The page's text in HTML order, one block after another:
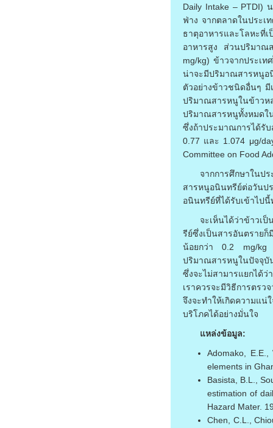
Daily Intake – PTDI)
ฟ่าง จากตลาดในประเ
ธาตุอาหารและโลหะ
อาหารสูง ส่วนปริมาณ
mg/kg) ข้าวจากประเท
น่าจะมีปริมาณสารหนูอ
ตัวอย่างข้าวชนิดอื่นๆ มี
ปริมาณสารหนูในข้าวห
ปริมาณสารหนูทั้งหมดใ
ซึ่งถ้าประมาณการได้รับ
0.77 และ 1.074 μg/
Committee on Food
จากการศึกษาในป
สารหนูอนินทรีย์ต่อวันป
อนินทรีย์ที่ได้รับเข้าไปนี้
จะเห็นได้ว่าข้าวเ
รีย์ซึ่งเป็นสารอันตราย
น้อยกว่า 0.2 mg/kg ซึ่
ปริมาณสารหนูในปัจจุ
ซึ่งจะไม่สามารแยกได้
เราควรจะมีวิธีการตร
จึงจะทำให้เกิดความแ
บริโภคได้อย่างมั่นใจ
แหล่งข้อมูล:
Adomako, E.E.,
elements in
Basista, B.L.,
estimation of
Hazard Mater.
Chen, C.L.,